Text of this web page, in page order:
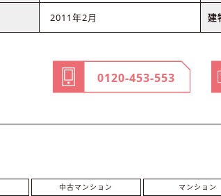
2011年2月 建
0120-453-553
中古マンション マンション